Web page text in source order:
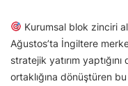
Kurumsal blok zinciri
Ağustos’ta İngiltere
stratejik yatırım
ortaklığına dönüştüren